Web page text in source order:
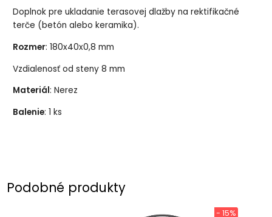
Doplnok pre ukladanie terasovej dlažby na rektifikačné
terče (betón alebo keramika).
Rozmer: 180x40x0,8 mm
Vzdialenosť od steny 8 mm
Materiál: Nerez
Balenie: 1 ks
Podobné produkty
- 15%